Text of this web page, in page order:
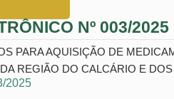
Nº 003/2025
PARA AQUISIÇÃO DE
REGIÃO DO CALCÁRIO E
2025